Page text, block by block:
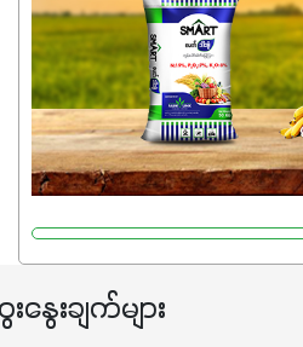
ပြီး အစာချက်လုပ်မှုအားကောင်း
ကြီးထွားမှုကို တိုးမြင့်စေကာ အပင်
သင့်တော်တဲ့ Phosphorus 7%ပါ
ဖွဲ့စည်းတည်ဆောက်မှုကို ပို၍သန်မာလ
တယ်။ ဒါ့အပြင် ပန်းပွင့်ခြင်း၊အသီး
လုပ်ငန်းစဉ်များကိုလည်း အားပ
အရသာ ပိုမိုကောင်းမွန်စေဖို့အ
ဖြစ်ပါတယ်။ ဟူးမစ်အက်စစ်ပါဝင်
နွေးချက်များ